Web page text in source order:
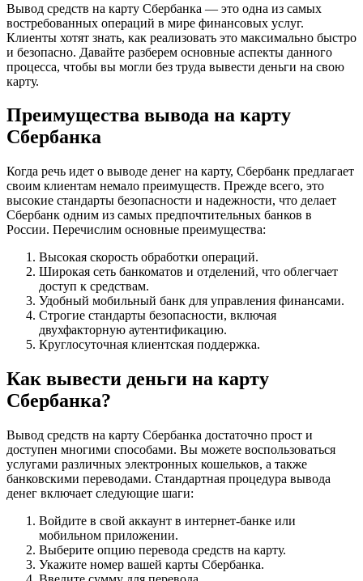
Вывод средств на карту Сбербанка — это одна из самых
востребованных операций в мире финансовых услуг.
Клиенты хотят знать, как реализовать это максимально быстро
и безопасно. Давайте разберем основные аспекты данного
процесса, чтобы вы могли без труда вывести деньги на свою
карту.
Преимущества вывода на карту
Сбербанка
Когда речь идет о выводе денег на карту, Сбербанк предлагает
своим клиентам немало преимуществ. Прежде всего, это
высокие стандарты безопасности и надежности, что делает
Сбербанк одним из самых предпочтительных банков в
России. Перечислим основные преимущества:
Высокая скорость обработки операций.
Широкая сеть банкоматов и отделений, что облегчает
доступ к средствам.
Удобный мобильный банк для управления финансами.
Строгие стандарты безопасности, включая
двухфакторную аутентификацию.
Круглосуточная клиентская поддержка.
Как вывести деньги на карту
Сбербанка?
Вывод средств на карту Сбербанка достаточно прост и
доступен многими способами. Вы можете воспользоваться
услугами различных электронных кошельков, а также
банковскими переводами. Стандартная процедура вывода
денег включает следующие шаги:
Войдите в свой аккаунт в интернет-банке или
мобильном приложении.
Выберите опцию перевода средств на карту.
Укажите номер вашей карты Сбербанка.